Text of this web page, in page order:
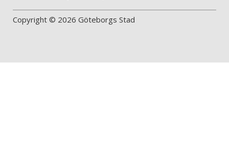
Copyright © 2026 Göteborgs Stad